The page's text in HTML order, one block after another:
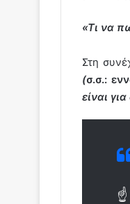
«Τι να
Στη
(σ.σ.:
είναι
☝️